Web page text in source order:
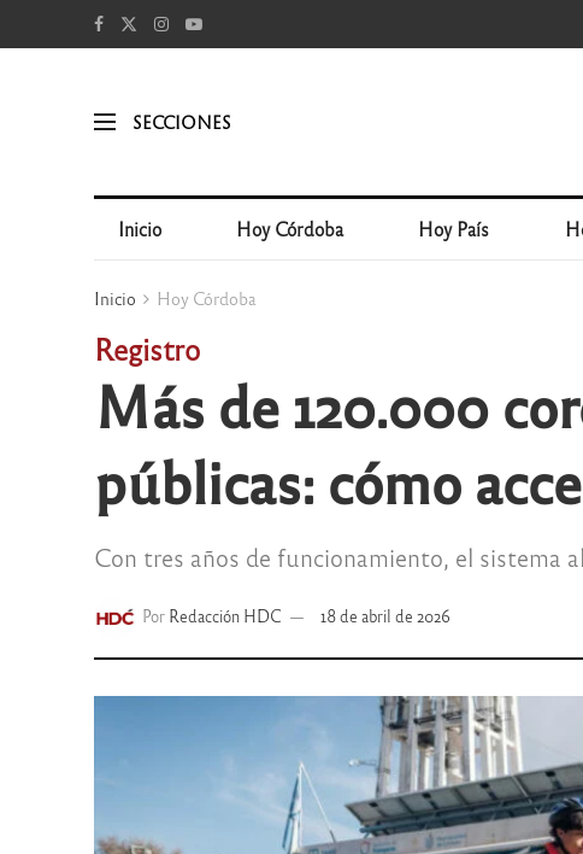
SECCIONES
Inicio Hoy Córdoba Hoy País
Inicio Hoy Córdoba
Registro
Más de 120.000
públicas: cómo
Con tres años de funcionamiento, el sistema
Por Redacción HDC 18 de abril de 2026